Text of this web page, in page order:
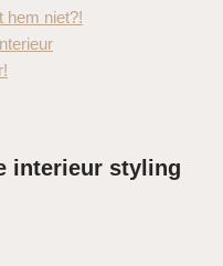
hem niet?!
interieur styling